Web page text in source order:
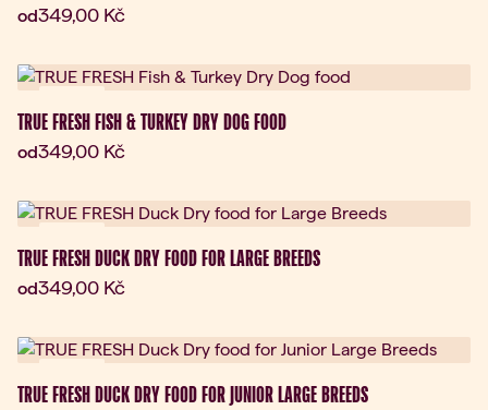
odAktuální cena:
349,00 Kč
TRUE FRESH FISH & TURKEY DRY DOG FOOD
odAktuální cena:
349,00 Kč
TRUE FRESH DUCK DRY FOOD FOR LARGE BREEDS
odAktuální cena:
349,00 Kč
TRUE FRESH DUCK DRY FOOD FOR JUNIOR LARGE BREEDS